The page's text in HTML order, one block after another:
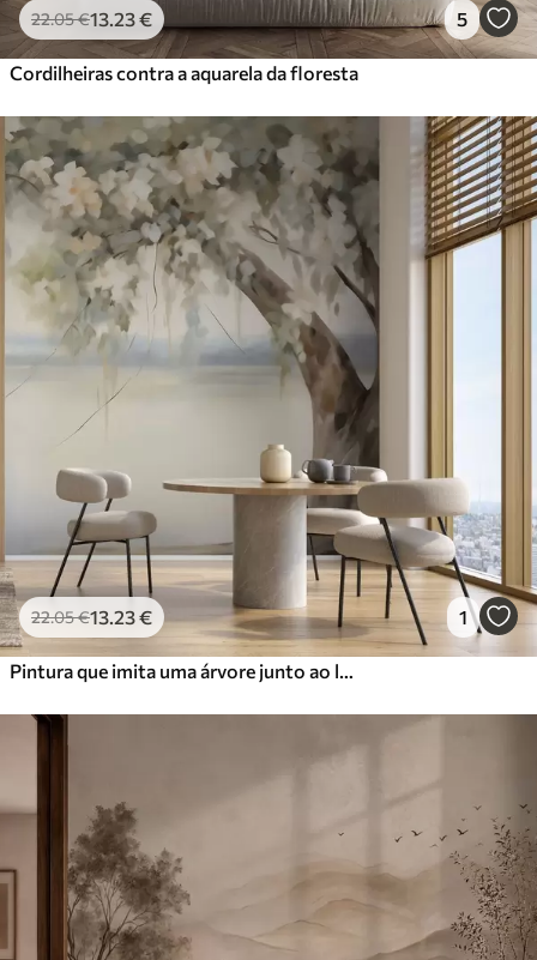
22.05€13 .23€ 5
Cordilheiras contra a aquarela da floresta
22.05€13 .23€ 1